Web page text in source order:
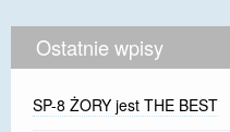
Ostatnie wpisy
SP-8 ŻORY jest THE BEST